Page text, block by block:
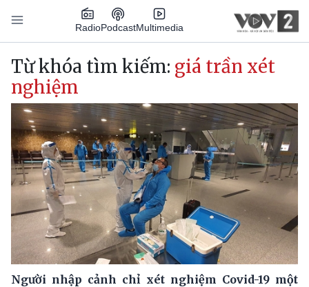
Nhảy đến nội dung
RadioPodcastMultimedia
Main navigation
Từ khóa tìm kiếm: giá trần xét
nghiệm
Người nhập cảnh chỉ xét nghiệm Covid-19 một